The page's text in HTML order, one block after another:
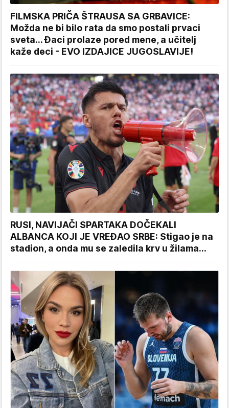
FILMSKA PRIČA ŠTRAUSA SA GRBAVICE:
Možda ne bi bilo rata da smo postali prvaci
sveta... Đaci prolaze pored mene, a učitelj
kaže deci - EVO IZDAJICE JUGOSLAVIJE!
RUSI, NAVIJAČI SPARTAKA DOČEKALI
ALBANCA KOJI JE VREĐAO SRBE: Stigao je na
stadion, a onda mu se zaledila krv u žilama...